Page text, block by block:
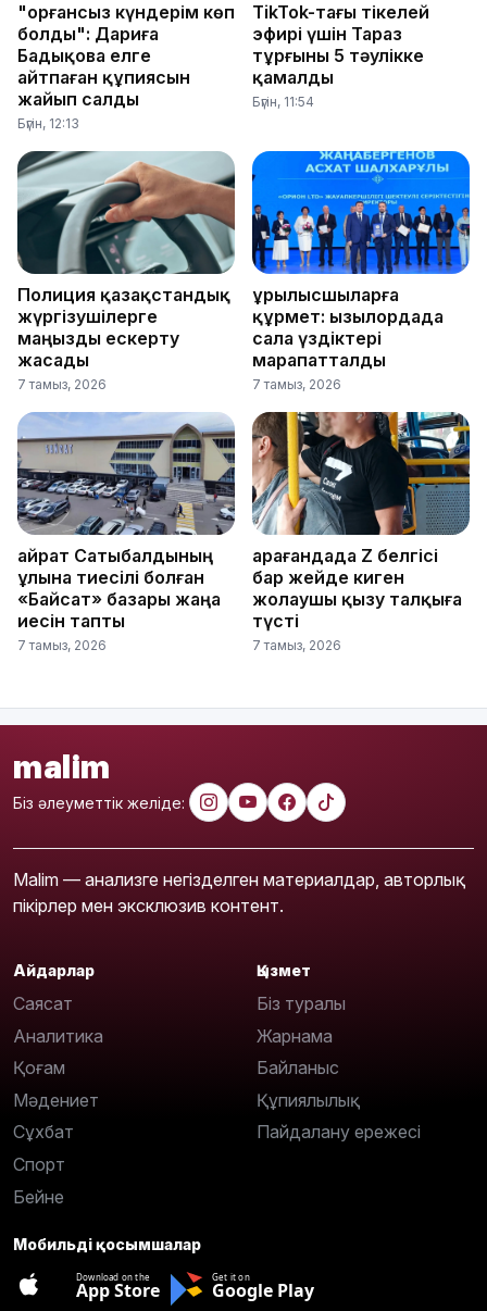
"Қорғансыз күндерім көп
болды": Дариға
Бадықова елге
айтпаған құпиясын
жайып салды
Бүгін, 12:13
TikTok-тағы тікелей
эфирі үшін Тараз
тұрғыны 5 тәулікке
қамалды
Бүгін, 11:54
Полиция қазақстандық
жүргізушілерге
маңызды ескерту
жасады
7 тамыз, 2026
Құрылысшыларға
құрмет: Қызылордада
сала үздіктері
марапатталды
7 тамыз, 2026
Қайрат Сатыбалдының
ұлына тиесілі болған
«Байсат» базары жаңа
иесін тапты
7 тамыз, 2026
Қарағандада Z белгісі
бар жейде киген
жолаушы қызу талқыға
түсті
7 тамыз, 2026
malim
Біз әлеуметтік желіде:
Malim — анализге негізделген материалдар, авторлық
пікірлер мен эксклюзив контент.
Айдарлар
Саясат
Аналитика
Қоғам
Мәдениет
Сұхбат
Спорт
Бейне
Қызмет
Біз туралы
Жарнама
Байланыс
Құпиялылық
Пайдалану ережесі
Мобильді қосымшалар
Download on the
App Store
Get it on
Google Play